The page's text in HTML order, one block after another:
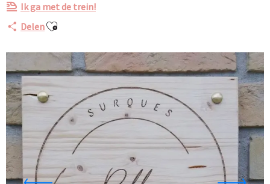
Ik ga met de trein!
DelenAjouter aux favoris